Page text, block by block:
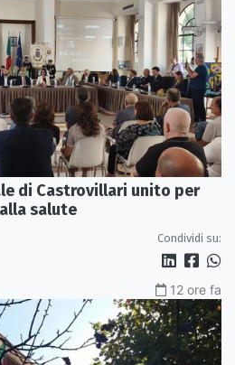
di Castrovillari unito per
salute
Condividi su:
12 ore fa